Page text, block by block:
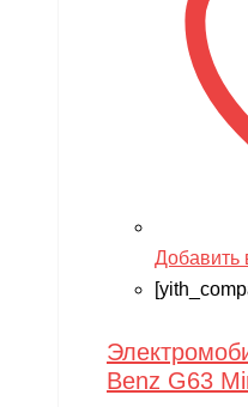
Добавить
Benz G63